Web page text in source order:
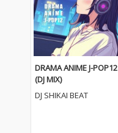
DRAMA ANIME J-POP12
(DJ MIX)
DJ SHIKAI BEAT